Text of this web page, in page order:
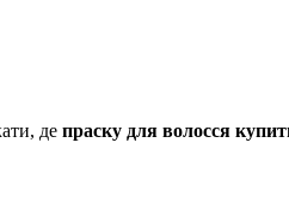
де праску для волосся